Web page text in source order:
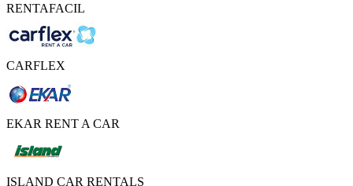
RENTAFACIL
CARFLEX
EKAR RENT A CAR
ISLAND CAR RENTALS